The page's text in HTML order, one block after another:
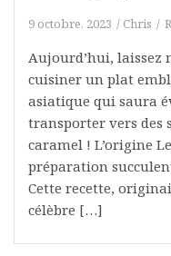
9 octobre, 2023 Chris
Aujourd’hui, laissez
cuisiner un plat
asiatique qui saura
transporter vers des
caramel ! L’origine
préparation
Cette recette,
célèbre […]